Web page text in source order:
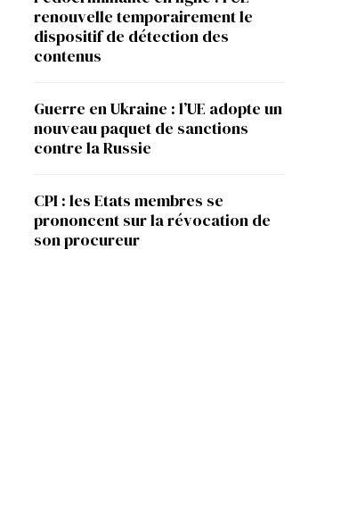
renouvelle temporairement le
dispositif de détection des
contenus
Guerre en Ukraine : l’UE adopte un
nouveau paquet de sanctions
contre la Russie
CPI : les Etats membres se
prononcent sur la révocation de
son procureur